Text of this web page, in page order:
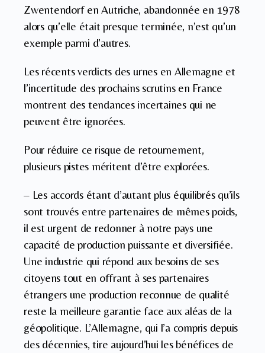
Zwentendorf en Autriche, abandonnée en 1978
alors qu’elle était presque terminée, n’est qu’un
exemple parmi d’autres.
Les récents verdicts des urnes en Allemagne et
l’incertitude des prochains scrutins en France
montrent des tendances incertaines qui ne
peuvent être ignorées.
Pour réduire ce risque de retournement,
plusieurs pistes méritent d’être explorées.
– Les accords étant d’autant plus équilibrés qu’ils
sont trouvés entre partenaires de mêmes poids,
il est urgent de redonner à notre pays une
capacité de production puissante et diversifiée.
Une industrie qui répond aux besoins de ses
citoyens tout en offrant à ses partenaires
étrangers une production reconnue de qualité
reste la meilleure garantie face aux aléas de la
géopolitique. L’Allemagne, qui l’a compris depuis
des décennies, tire aujourd’hui les bénéfices de